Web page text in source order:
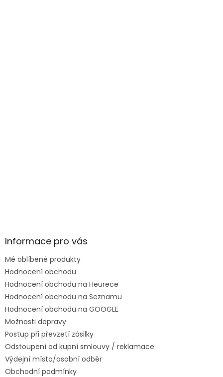
Informace pro vás
Mé oblíbené produkty
Hodnocení obchodu
Hodnocení obchodu na Heurece
Hodnocení obchodu na Seznamu
Hodnocení obchodu na GOOGLE
Možnosti dopravy
Postup při převzetí zásilky
Odstoupení od kupní smlouvy / reklamace
Výdejní místo/osobní odběr
Obchodní podmínky